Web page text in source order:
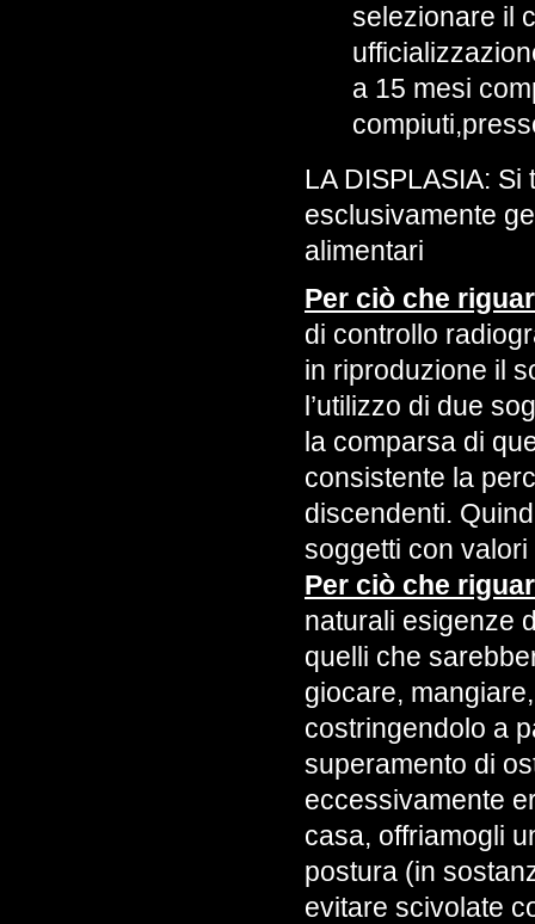
selezionare il
a 15 mesi
LA DISPLASIA:
esclusivamente
alimentari
Per ciò che
di controllo
in riproduzione il
l’utilizzo di due
la comparsa di
consistente la
discendenti.
soggetti con
Per ciò che
naturali esigenze
quelli che
giocare,
costringendolo a
superamento di
eccessivamente
casa, offriamogli
postura (in
evitare scivolate